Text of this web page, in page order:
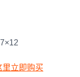
里立即购买